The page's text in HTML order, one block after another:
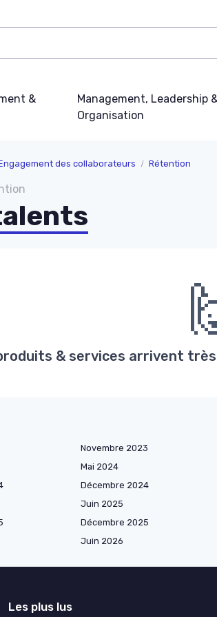
&
Management, Leadership
Organisation
des collaborateurs Rétention
& services arrivent
Novembre 2023
Mai 2024
Décembre 2024
Juin 2025
Décembre 2025
Juin 2026
Les plus lus